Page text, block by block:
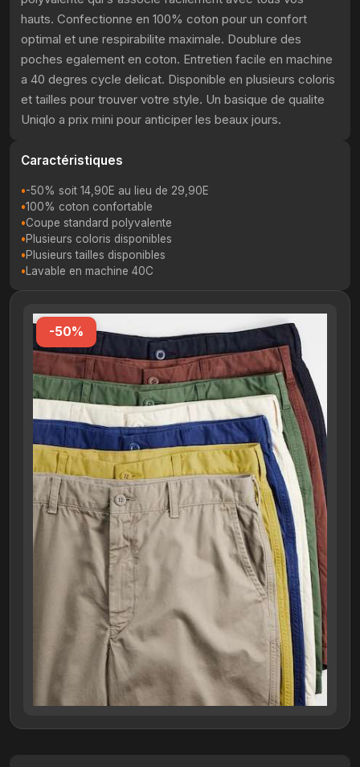
-50%
hauts. Confectionne en 100% coton pour un confort
optimal et une respirabilite maximale. Doublure des
poches egalement en coton. Entretien facile en machine
a 40 degres cycle delicat. Disponible en plusieurs coloris
et tailles pour trouver votre style. Un basique de qualite
Uniqlo a prix mini pour anticiper les beaux jours.
Caractéristiques
-50% soit 14,90E au lieu de 29,90E
100% coton confortable
Coupe standard polyvalente
Plusieurs coloris disponibles
Plusieurs tailles disponibles
Lavable en machine 40C